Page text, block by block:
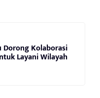
Dorong Kolaborasi
Layani Wilayah